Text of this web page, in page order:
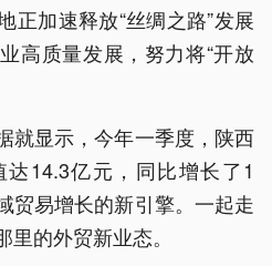
正加速释放“丝绸之路”发展
高质量发展，努力将“开放
就显示，今年一季度，陕西
14.3亿元，同比增长了1
贸易增长的新引擎。一起走
的外贸新业态。